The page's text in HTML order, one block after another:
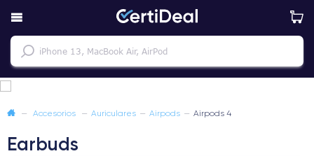
— Accesorios — Auriculares — Airpods — Airpods 4
Earbuds